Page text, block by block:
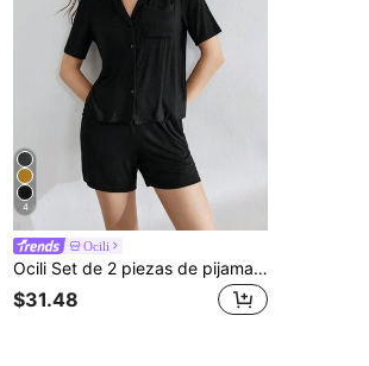
4
Ocili
Ocili Set de 2 piezas de pijama informal para mujer, top negro con botones y shorts de unicolor
$31.48